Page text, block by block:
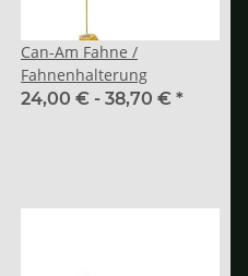
Can-Am Fahne /
Fahnenhalterung
24,00 € - 38,70 € *